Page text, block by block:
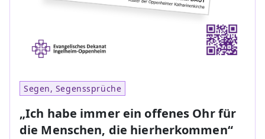
Segen, Segenssprüche
„Ich habe immer ein offenes Ohr für
die Menschen, die hierherkommen“